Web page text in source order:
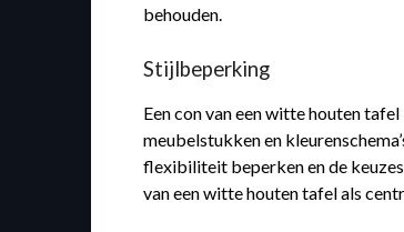
behouden.
Stijlbeperking
Een con van een witte houten
meubelstukken en
flexibiliteit beperken en de
van een witte houten tafel als